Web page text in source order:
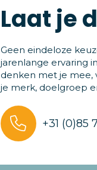
Laat je
Geen eindeloze
jarenlange ervaring
denken met je mee,
je merk, doelgroep
+31 (0)85